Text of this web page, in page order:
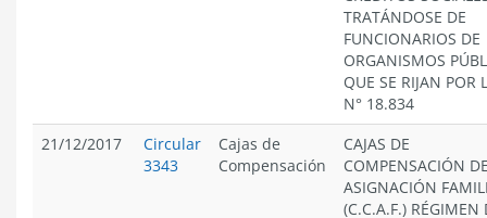
TRATÁNDOSE DE
FUNCIONARIOS DE
ORGANISMOS
QUE SE RIJAN POR
N° 18.834
21/12/2017
Circular
3343
Cajas de
Compensación
CAJAS DE
COMPENSACIÓN
ASIGNACIÓN
(C.C.A.F.) RÉGIMEN